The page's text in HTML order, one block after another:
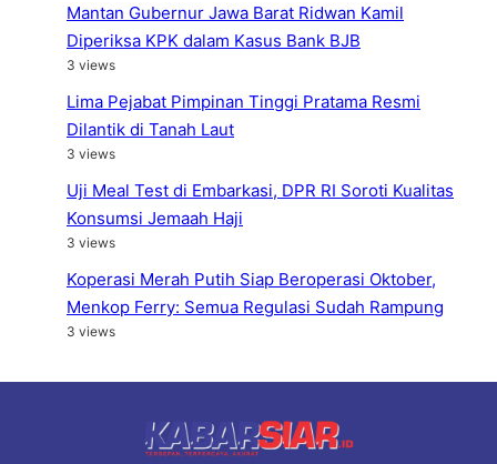
Mantan Gubernur Jawa Barat Ridwan Kamil
Diperiksa KPK dalam Kasus Bank BJB
3 views
Lima Pejabat Pimpinan Tinggi Pratama Resmi
Dilantik di Tanah Laut
3 views
Uji Meal Test di Embarkasi, DPR RI Soroti Kualitas
Konsumsi Jemaah Haji
3 views
Koperasi Merah Putih Siap Beroperasi Oktober,
Menkop Ferry: Semua Regulasi Sudah Rampung
3 views